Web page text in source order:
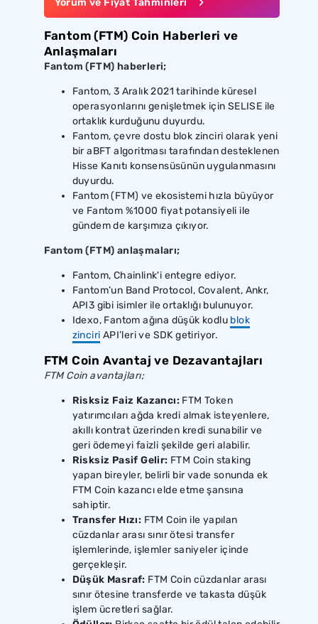
Fantom (FTM) Coin Haberleri ve
Anlaşmaları
Fantom (FTM) haberleri;
Fantom, 3 Aralık 2021 tarihinde küresel
operasyonlarını genişletmek için SELISE ile
ortaklık kurduğunu duyurdu.
Fantom, çevre dostu blok zinciri olarak yeni
bir aBFT algoritması tarafından desteklenen
Hisse Kanıtı konsensüsünün uygulanmasını
duyurdu.
Fantom (FTM) ve ekosistemi hızla büyüyor
ve Fantom %1000 fiyat potansiyeli ile
gündem de karşımıza çıkıyor.
Fantom (FTM) anlaşmaları;
Fantom, Chainlink'i entegre ediyor.
Fantom’un Band Protocol, Covalent, Ankr,
API3 gibi isimler ile ortaklığı bulunuyor.
Idexo, Fantom ağına düşük kodlu blok
zinciri API’leri ve SDK getiriyor.
FTM Coin Avantaj ve Dezavantajları
FTM Coin avantajları;
Risksiz Faiz Kazancı: FTM Token
yatırımcıları ağda kredi almak isteyenlere,
akıllı kontrat üzerinden kredi sunabilir ve
geri ödemeyi faizli şekilde geri alabilir.
Risksiz Pasif Gelir: FTM Coin staking
yapan bireyler, belirli bir vade sonunda ek
FTM Coin kazancı elde etme şansına
sahiptir.
Transfer Hızı: FTM Coin ile yapılan
cüzdanlar arası sınır ötesi transfer
işlemlerinde, işlemler saniyeler içinde
gerçekleşir.
Düşük Masraf: FTM Coin cüzdanlar arası
sınır ötesine transferde ve takasta düşük
işlem ücretleri sağlar.